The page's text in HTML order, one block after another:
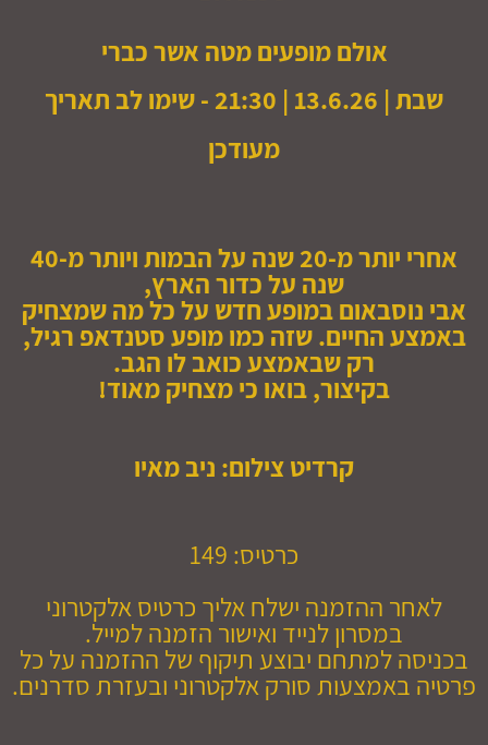
אולם מופעים מטה אשר כברי
שבת | 13.6.26 | 21:30 - שימו לב תאריך
מעודכן
אחרי יותר מ-20 שנה על הבמות ויותר מ-40
שנה על כדור הארץ,
אבי נוסבאום במופע חדש על כל מה שמצחיק
באמצע החיים. שזה כמו מופע סטנדאפ רגיל,
רק שבאמצע כואב לו הגב.
בקיצור, בואו כי מצחיק מאוד!
קרדיט צילום: ניב מאיו
כרטיס: 149
לאחר ההזמנה ישלח אליך כרטיס אלקטרוני
במסרון לנייד ואישור הזמנה למייל.
בכניסה למתחם יבוצע תיקוף של ההזמנה על כל
פרטיה באמצעות סורק אלקטרוני ובעזרת סדרנים.